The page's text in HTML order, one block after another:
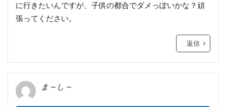
に行きたいんですが、子供の都合でダメっぽいかな？頑
張ってください。
返信
ま～し～